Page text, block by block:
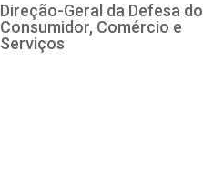
Direção-Geral da Defesa do
Consumidor, Comércio e
Serviços